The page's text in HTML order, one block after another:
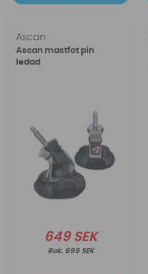
Ascan
Ascan mastfot pin
ledad
649 SEK
699 SEK